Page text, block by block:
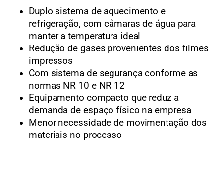
Duplo sistema de aquecimento e
refrigeração, com câmaras de água para
manter a temperatura ideal
Redução de gases provenientes dos filmes
impressos
Com sistema de segurança conforme as
normas NR 10 e NR 12
Equipamento compacto que reduz a
demanda de espaço físico na empresa
Menor necessidade de movimentação dos
materiais no processo